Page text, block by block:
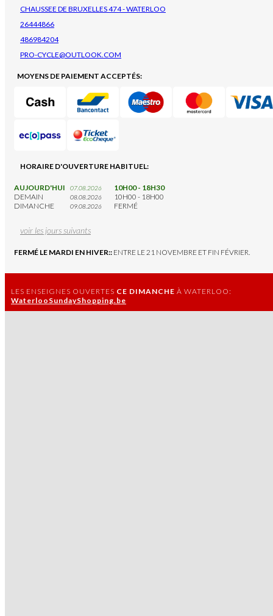
CHAUSSEE DE BRUXELLES 474 - WATERLOO
26444866
486984204
PRO-CYCLE@OUTLOOK.COM
MOYENS DE PAIEMENT ACCEPTÉS:
HORAIRE D'OUVERTURE HABITUEL:
AUJOURD'HUI 07.08.2026
10H00 - 18H30
DEMAIN
08.08.2026
10H00 - 18H00
DIMANCHE
09.08.2026 FERMÉ
voir les jours suivants
FERMÉ LE MARDI EN HIVER:: ENTRE LE 21 NOVEMBRE ET FIN FÉVRIER.
LES ENSEIGNES OUVERTES CE DIMANCHE À WATERLOO:
WaterlooSundayShopping.be